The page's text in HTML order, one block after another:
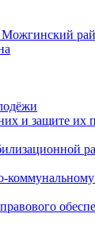
и защите их